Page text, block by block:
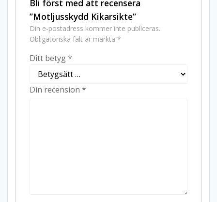
Bli först med att recensera
”Motljusskydd Kikarsikte”
Din e-postadress kommer inte publiceras.
Obligatoriska fält är märkta *
Ditt betyg*
Din recension *